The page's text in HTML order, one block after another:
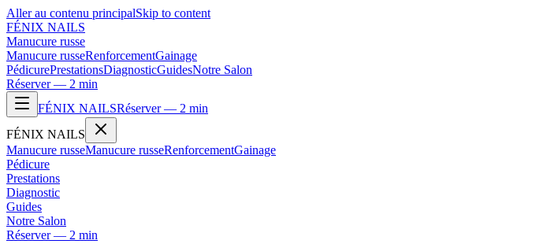
Aller au contenu principalSkip to content
FÉNIX NAILS
Manucure russe
Manucure russeRenforcementGainage
PédicurePrestationsDiagnosticGuidesNotre Salon
Réserver — 2 min
FÉNIX NAILSRéserver — 2 min
FÉNIX NAILS
Manucure russeManucure russeRenforcementGainage
Pédicure
Prestations
Diagnostic
Guides
Notre Salon
Réserver — 2 min